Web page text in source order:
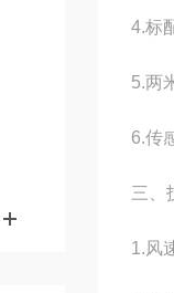
4.标
5.两
6.传
三、
1.风